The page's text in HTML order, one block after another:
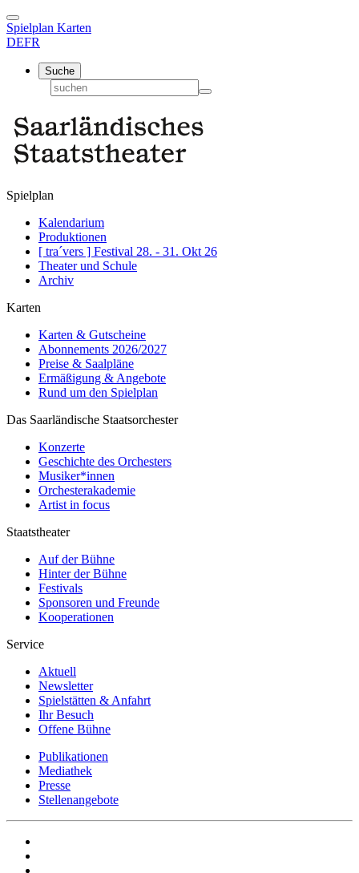
Spielplan Karten
DEFR
Suche
Spielplan
Kalendarium
Produktionen
[ tra´vers ] Festival 28. - 31. Okt 26
Theater und Schule
Archiv
Karten
Karten & Gutscheine
Abonnements 2026/2027
Preise & Saalpläne
Ermäßigung & Angebote
Rund um den Spielplan
Das Saarländische Staatsorchester
Konzerte
Geschichte des Orchesters
Musiker*innen
Orchesterakademie
Artist in focus
Staatstheater
Auf der Bühne
Hinter der Bühne
Festivals
Sponsoren und Freunde
Kooperationen
Service
Aktuell
Newsletter
Spielstätten & Anfahrt
Ihr Besuch
Offene Bühne
Publikationen
Mediathek
Presse
Stellenangebote